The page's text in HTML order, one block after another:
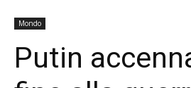
Mondo
Putin